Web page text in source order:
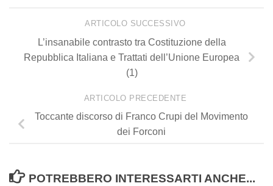
ARTICOLO SUCCESSIVO
L’insanabile contrasto tra Costituzione della
Repubblica Italiana e Trattati dell’Unione Europea
(1)
ARTICOLO PRECEDENTE
Toccante discorso di Franco Crupi del Movimento
dei Forconi
POTREBBERO INTERESSARTI ANCHE...